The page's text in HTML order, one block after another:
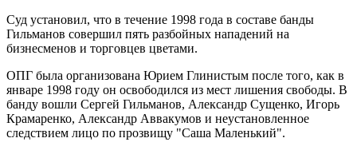
Суд установил, что в течение 1998 года в составе банды
Гильманов совершил пять разбойных нападений на
бизнесменов и торговцев цветами.
ОПГ была организована Юрием Глинистым после того, как в
январе 1998 году он освободился из мест лишения свободы. В
банду вошли Сергей Гильманов, Александр Сущенко, Игорь
Крамаренко, Александр Аввакумов и неустановленное
следствием лицо по прозвищу "Саша Маленький".